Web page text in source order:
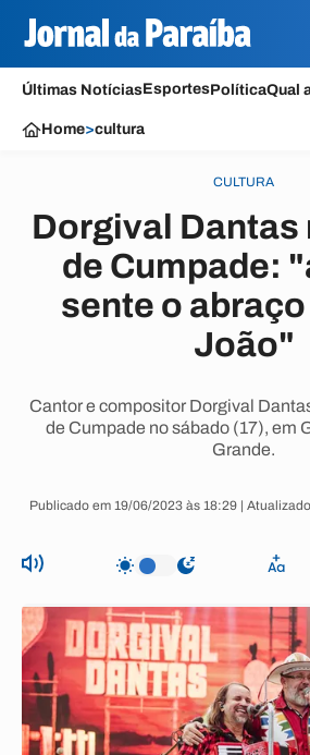
Últimas NotíciasEsportesPolíticaQual
Home>cultura
CULTURA
Dorgival Dantas
de Cumpade:
sente o
João"
Cantor e compositor Dorgival
de Cumpade no sábado (17), em
Grande.
Publicado em 19/06/2023 às 18:29 |